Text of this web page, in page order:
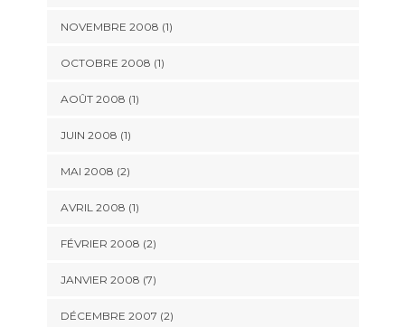
NOVEMBRE 2008 (1)
OCTOBRE 2008 (1)
AOÛT 2008 (1)
JUIN 2008 (1)
MAI 2008 (2)
AVRIL 2008 (1)
FÉVRIER 2008 (2)
JANVIER 2008 (7)
DÉCEMBRE 2007 (2)